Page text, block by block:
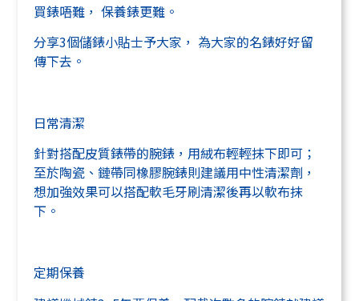
買錶唔難， 保養錶更難。
分享3個儲錶小貼士予大家， 為大家的名錶好好留
傳下去。
日常清潔
針對搭配皮質錶帶的腕錶，用絨布輕輕抹下即可；
至於陶瓷、鏈帶同橡膠腕錶則建議用中性清潔劑，
想加強效果可以搭配軟毛牙刷清潔後再以軟布抹
下。
定期保養